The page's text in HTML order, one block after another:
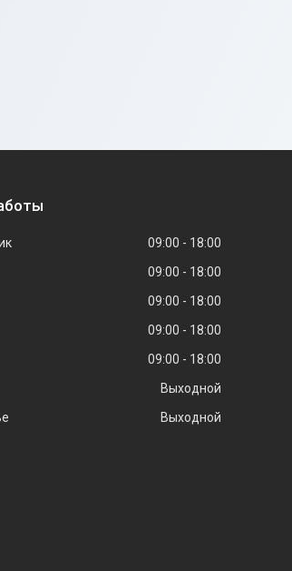
09:00
18:00
09:00
18:00
09:00
18:00
09:00
18:00
09:00
18:00
Выходной
Выходной